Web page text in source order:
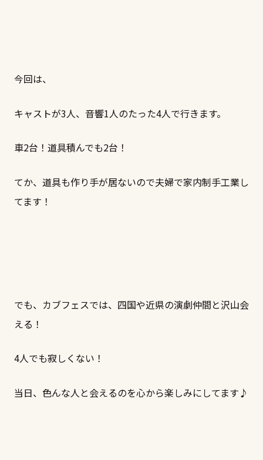
今回は、
キャストが3人、音響1人のたった4人で行きます。
車2台！道具積んでも2台！
てか、道具も作り手が居ないので夫婦で家内制手工業し
てます！
でも、カブフェスでは、四国や近県の演劇仲間と沢山会
える！
4人でも寂しくない！
当日、色んな人と会えるのを心から楽しみにしてます♪